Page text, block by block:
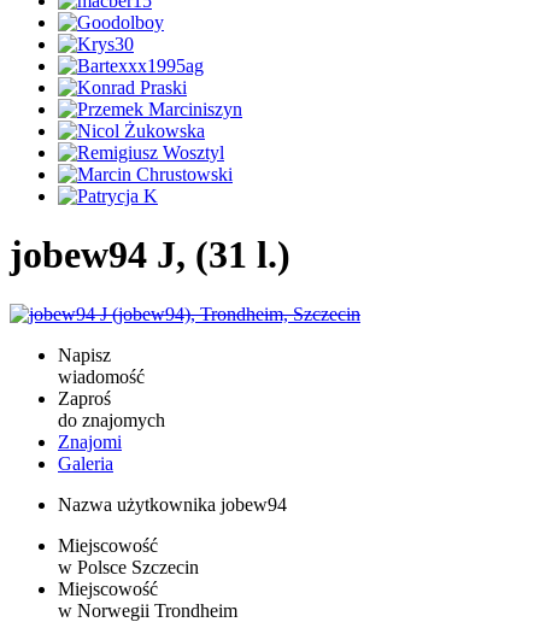
jobew94 J, (31 l.)
Napisz
wiadomość
Zaproś
do znajomych
Znajomi
Galeria
Nazwa użytkownika jobew94
Miejscowość
w Polsce Szczecin
Miejscowość
w Norwegii Trondheim